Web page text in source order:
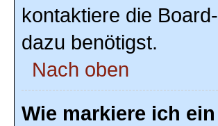
kontaktiere die
dazu benötigst.
Nach oben
Wie markiere ich